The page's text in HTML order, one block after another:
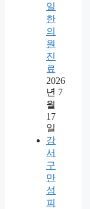
일
한
의
원
진
료
2026
년 7
월
17
일
강
서
구
만
성
피